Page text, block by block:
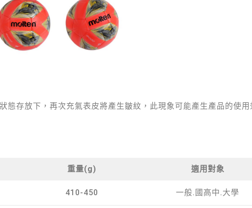
態存放下，再次充氣表皮將產生皺紋，此現象可能產生產品的使用
重量(g) 適用對象
410-450 一般.國高中.大學